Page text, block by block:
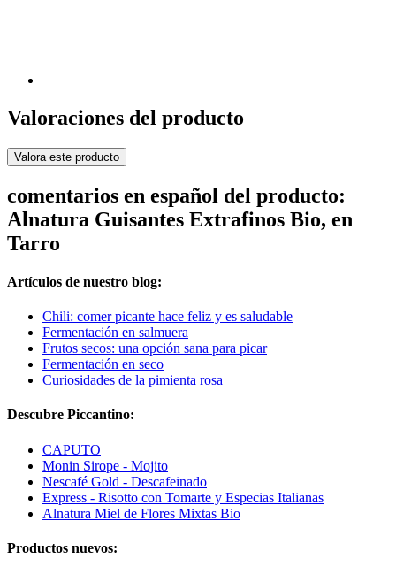
Valoraciones del producto
Valora este producto
comentarios en español del producto:
Alnatura Guisantes Extrafinos Bio, en
Tarro
Artículos de nuestro blog:
Chili: comer picante hace feliz y es saludable
Fermentación en salmuera
Frutos secos: una opción sana para picar
Fermentación en seco
Curiosidades de la pimienta rosa
Descubre Piccantino:
CAPUTO
Monin Sirope - Mojito
Nescafé Gold - Descafeinado
Express - Risotto con Tomarte y Especias Italianas
Alnatura Miel de Flores Mixtas Bio
Productos nuevos: